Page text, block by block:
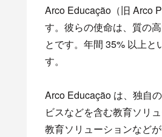
Arco Educação（旧 Arco
す。彼らの使命は、質の
とです。年間 35% 以上
す。
Arco Educação は、独自
ビスなどを含む教育ソリ
教育ソリューションなどが